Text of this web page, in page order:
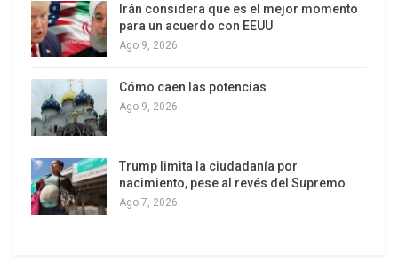
Los latinos le van dando la espalda a Trump
Irán considera que es el mejor momento
para un acuerdo con EEUU
Ago 9, 2026
Cómo caen las potencias
Ago 9, 2026
Trump limita la ciudadanía por
nacimiento, pese al revés del Supremo
Ago 7, 2026